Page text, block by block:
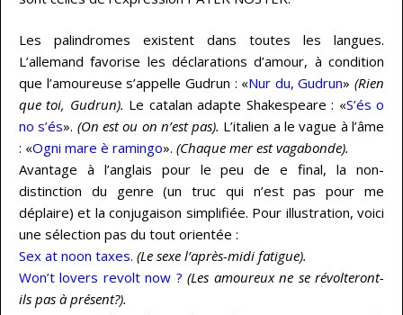
Les palindromes existent dans toutes les langues.
L’allemand favorise les déclarations d’amour, à condition
que l’amoureuse s’appelle Gudrun : «Nur du, Gudrun» (Rien
que toi, Gudrun). Le catalan adapte Shakespeare : «S’és o
no s’és». (On est ou on n’est pas). L’italien a le vague à l’âme
: «Ogni mare è ramingo». (Chaque mer est vagabonde).
Avantage à l’anglais pour le peu de e final, la non-
distinction du genre (un truc qui n’est pas pour me
déplaire) et la conjugaison simplifiée. Pour illustration, voici
une sélection pas du tout orientée :
Sex at noon taxes. (Le sexe l’après-midi fatigue).
Won’t lovers revolt now ? (Les amoureux ne se révolteront-
ils pas à présent?).